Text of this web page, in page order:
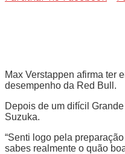
Max Verstappen afirma ter
desempenho da Red Bull.
Depois de um difícil
Suzuka.
“Senti logo pela
sabes realmente o quão